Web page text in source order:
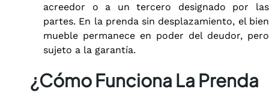
acreedor o a un tercero designado por las
partes. En la prenda sin desplazamiento, el bien
mueble permanece en poder del deudor, pero
sujeto a la garantía.
¿Cómo Funciona La Prenda